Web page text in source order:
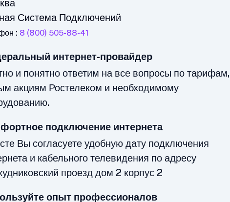
Система Подключений
: 8 (800) 505-88-41
интернет-провайдер
и понятно ответим на все вопросы по тарифам,
акциям Ростелеком и необходимому
подключение интернета
Вы согласуете удобную дату подключения
и кабельного телевидения по адресу
проезд дом 2 корпус 2
опыт профессионалов